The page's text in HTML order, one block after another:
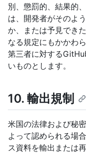
別、懲罰的、結果的
は、開発者がそのよ
か、または予見でき
なる規定にもかかわ
第三者に対する
いものとします。
10. 輸出規制
米国の法律および秘
よって認められる場
ス資料を輸出または